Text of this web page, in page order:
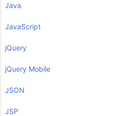
Java
JavaScript
jQuery
jQuery Mobile
JSON
JSP